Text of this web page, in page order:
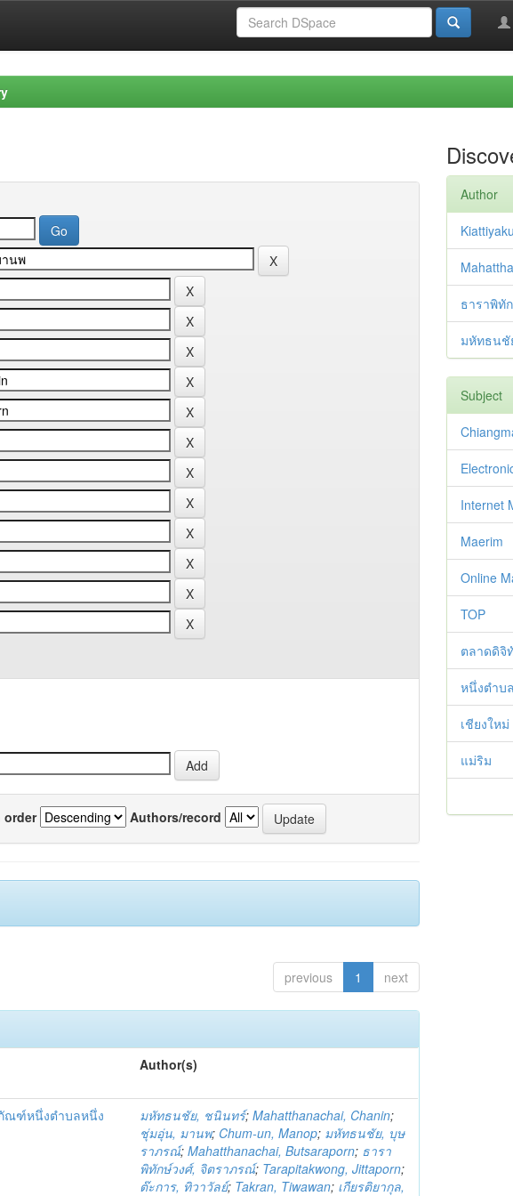
order Authors/record
previous 1 next
Author(s)
ณฑ์หนึ่งตำบลหนึ่ง
มหัทธนชัย, ชนินทร์;Mahatthanachai, Chanin;
ชุ่มอุ่น, มานพ; Chum-un, Manop; มหัทธนชัย, บุษ
ราภรณ์;Mahatthanachai, Butsaraporn; ธารา
พิทักษ์วงศ์, จิตราภรณ์; Tarapitakwong, Jittaporn;
ต๊ะการ, ทิวาวัลย์; Takran, Tiwawan; เกียรติยากุล,
Author
ธาราพิทั
มหัทธน
Subject
Internet
Maerim
Online
TOP
ตลาดดิจิ
หนึ่งตำ
เชียงใหม่
แม่ริม